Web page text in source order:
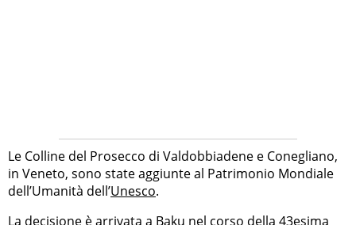
Le Colline del Prosecco di Valdobbiadene e Conegliano,
in Veneto, sono state aggiunte al Patrimonio Mondiale
dell’Umanità dell’Unesco.
La decisione è arrivata a Baku nel corso della 43esima